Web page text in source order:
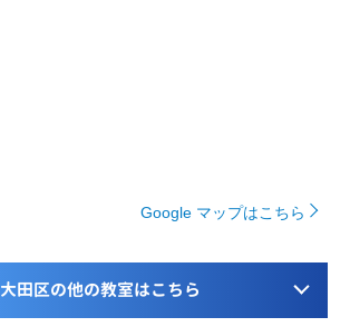
Google マップはこちら
大田区の他の教室はこちら